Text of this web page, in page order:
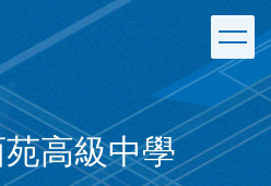
高級中學